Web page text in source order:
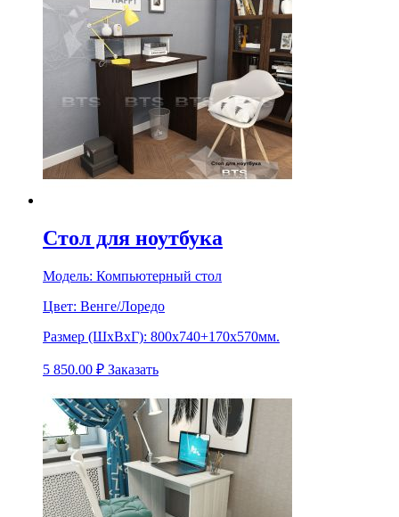
Стол для ноутбука
Модель: Компьютерный стол
Цвет: Венге/Лоредо
Размер (ШхВхГ): 800х740+170х570мм.
5 850.00 ₽ Заказать